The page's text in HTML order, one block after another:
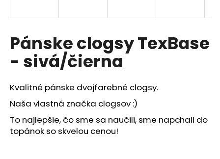
Pánske clogsy TexBase
- sivá/čierna
Kvalitné pánske dvojfarebné clogsy.
Naša vlastná značka clogsov :)
To najlepšie, čo sme sa naučili, sme napchali do
topánok so skvelou cenou!
s
ť
?